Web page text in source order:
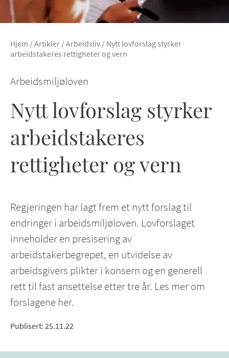
Hjem /Artikler /Arbeidsliv / Nytt lovforslag styrker
arbeidstakeres rettigheter og vern
Arbeidsmiljøloven
Nytt lovforslag styrker
arbeidstakeres
rettigheter og vern
Regjeringen har lagt frem et nytt forslag til
endringer i arbeidsmiljøloven. Lovforslaget
inneholder en presisering av
arbeidstakerbegrepet, en utvidelse av
arbeidsgivers plikter i konsern og en generell
rett til fast ansettelse etter tre år. Les mer om
forslagene her.
Publisert: 25.11.22